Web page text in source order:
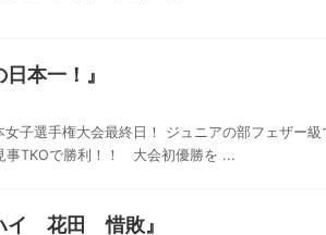
本一！』
子選手権大会最終日！ ジュニアの部フェザー
事TKOで勝利！！ 大会初優勝を ...
イ 花田 惜敗』